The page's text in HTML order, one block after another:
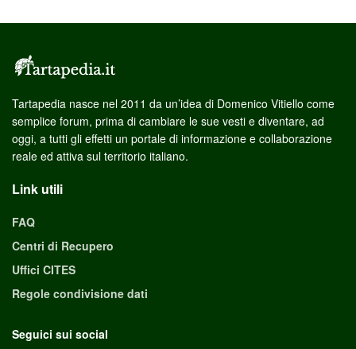
Tartapedia nasce nel 2011 da un’idea di Domenico Vitiello come
semplice forum, prima di cambiare le sue vesti e diventare, ad
oggi, a tutti gli effetti un portale di informazione e collaborazione
reale ed attiva sul territorio italiano.
Link utili
FAQ
Centri di Recupero
Uffici CITES
Regole condivisione dati
Seguici sui social